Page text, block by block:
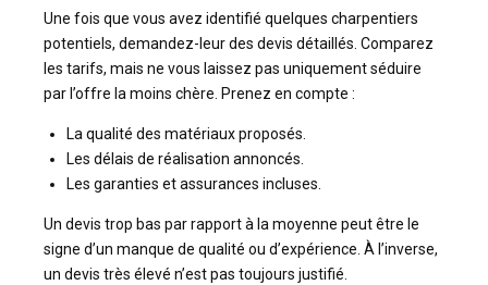
Une fois que vous avez identifié quelques charpentiers
potentiels, demandez-leur des devis détaillés. Comparez
les tarifs, mais ne vous laissez pas uniquement séduire
par l’offre la moins chère. Prenez en compte :
La qualité des matériaux proposés.
Les délais de réalisation annoncés.
Les garanties et assurances incluses.
Un devis trop bas par rapport à la moyenne peut être le
signe d’un manque de qualité ou d’expérience. À l’inverse,
un devis très élevé n’est pas toujours justifié.